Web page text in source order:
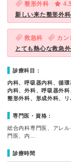
整形外科
新しい来た整形外
救急科 カン
とても熱心な救急
診療科目：
内科、呼吸器内科、循
内科、外科、呼吸器外
整形外科、形成外科、
専門医・資格：
総合内科専門医、アレ
門医、内…
診療時間